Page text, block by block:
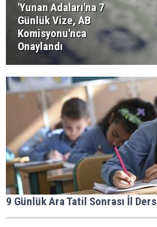
'Yunan Adaları'na 7
Günlük Vize, AB
Komisyonu'nca
Onaylandı
9 Günlük Ara Tatil Sonrası İl